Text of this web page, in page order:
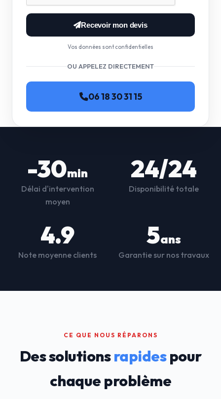
Recevoir mon devis
Vos données sont confidentielles
OU APPELEZ DIRECTEMENT
06 18 30 31 15
-30min
Délai d'intervention
moyen
24/24
Disponibilité totale
4.9
Note moyenne clients
5ans
Garantie sur nos travaux
CE QUE NOUS RÉPARONS
Des solutionsrapidespour
chaque problème